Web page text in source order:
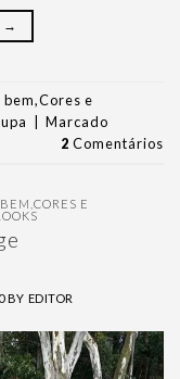
→
,Cores e
Marcado
2 Comentários
CORES E
BY EDITOR